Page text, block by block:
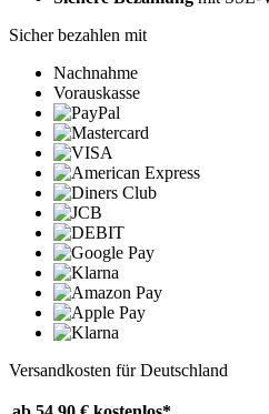
Sicher bezahlen mit
Nachnahme
Vorauskasse
Versandkosten für Deutschland